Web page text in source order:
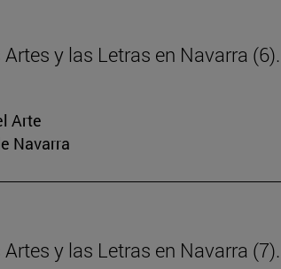
y las Letras en Navarra
Arte
Navarra
Artes y las Letras en Navarra